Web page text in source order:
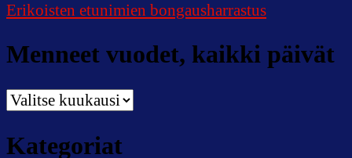
Erikoisten etunimien bongausharrastus
Menneet vuodet, kaikki päivät
Menneet
kaikki
Kategoriat